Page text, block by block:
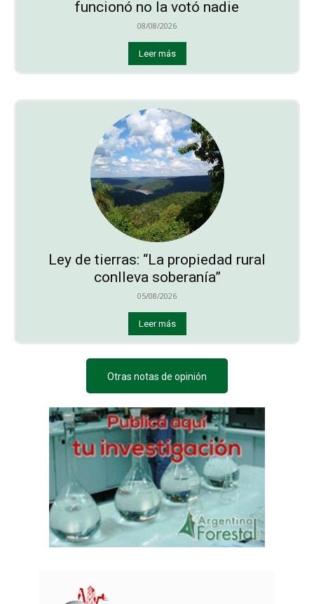
funcionó no la votó nadie
08/08/2026
Leer más
Ley de tierras: “La propiedad rural
conlleva soberanía”
05/08/2026
Leer más
Otras notas de opinión